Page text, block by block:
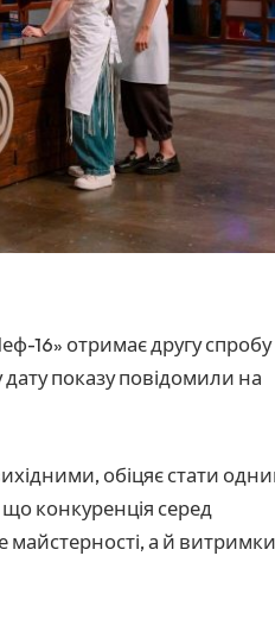
16» отримає другу спробу
показу повідомили на
обіцяє стати
конкуренція серед
майстерності, а й